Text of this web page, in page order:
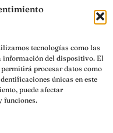
tecnologías como las
información del dispositivo. El
procesar datos como
únicas en este
puede afectar
funciones.
una ayuda de la
para la promoción de los
de calidad
2023-2027 para
DE PRODUCTOS